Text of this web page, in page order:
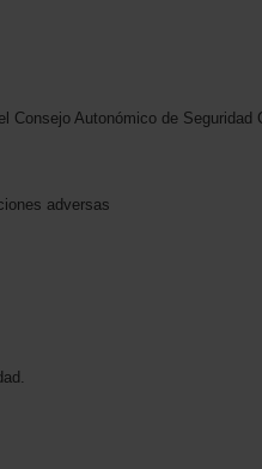
Consejo Autonómico de Seguridad
adversas